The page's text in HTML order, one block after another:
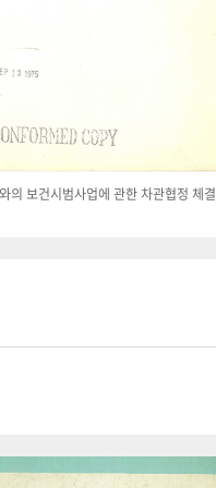
의 보건시범사업에 관한 차관협정 체결